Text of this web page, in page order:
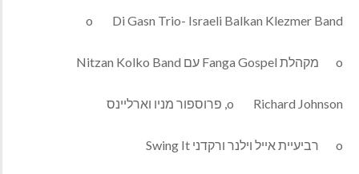
o Di Gasn Trio- Israeli Balkan Klezmer Band
o מקהלת Fanga Gospel עם Nitzan Kolko Band
o Richard Johnson, פרוספור מניו וארליינס
o רביעיית אייל וילנר ורקדני Swing It